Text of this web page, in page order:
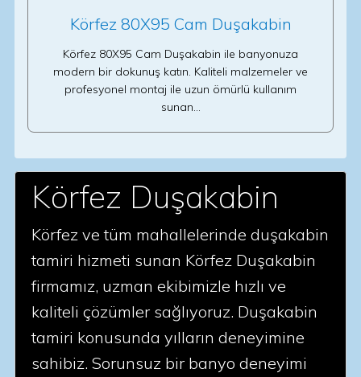
Körfez 80X95 Cam Duşakabin
Körfez 80X95 Cam Duşakabin ile banyonuza
modern bir dokunuş katın. Kaliteli malzemeler ve
profesyonel montaj ile uzun ömürlü kullanım
sunan…
Körfez Duşakabin
Körfez ve tüm mahallelerinde duşakabin
tamiri hizmeti sunan Körfez Duşakabin
firmamız, uzman ekibimizle hızlı ve
kaliteli çözümler sağlıyoruz. Duşakabin
tamiri konusunda yılların deneyimine
sahibiz. Sorunsuz bir banyo deneyimi